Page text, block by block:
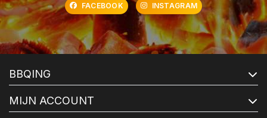
FACEBOOK INSTAGRAM
BBQING
MIJN ACCOUNT